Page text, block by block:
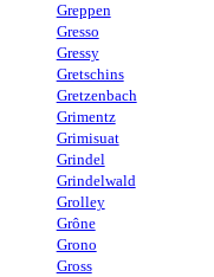
Greppen
Gresso
Gressy
Gretschins
Gretzenbach
Grimentz
Grimisuat
Grindel
Grindelwald
Grolley
Grône
Grono
Gross